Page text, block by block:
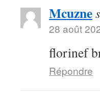
Mcuzne
28 août
florinef
Répondre